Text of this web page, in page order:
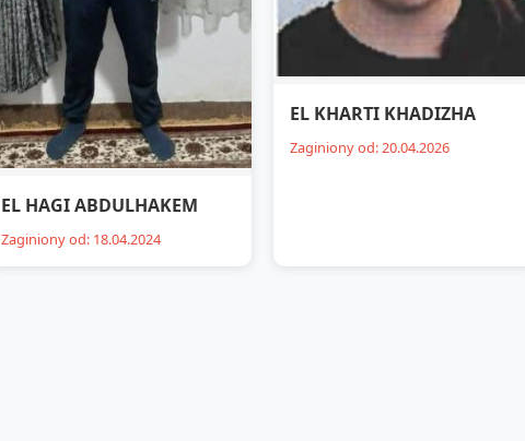
EL HAGI ABDULHAKEM
Zaginiony od: 18.04.2024
EL KHARTI KHADIZHA
Zaginiony od: 20.04.2026